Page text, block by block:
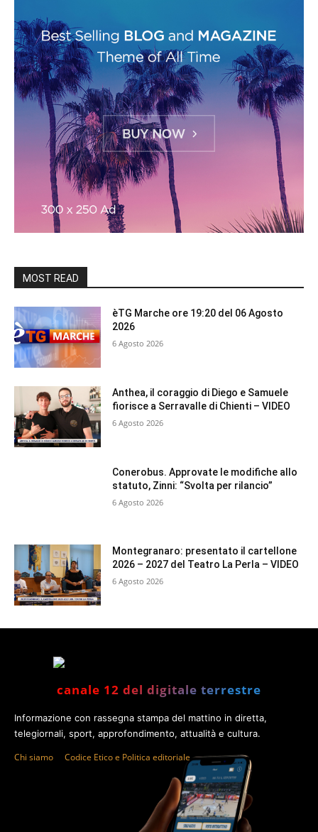
MOST READ
èTG Marche ore 19:20 del 06 Agosto
2026
6 Agosto 2026
Anthea, il coraggio di Diego e Samuele
fiorisce a Serravalle di Chienti – VIDEO
6 Agosto 2026
Conerobus. Approvate le modifiche allo
statuto, Zinni: “Svolta per rilancio”
6 Agosto 2026
Montegranaro: presentato il cartellone
2026 – 2027 del Teatro La Perla – VIDEO
6 Agosto 2026
canale 12 del digitale terrestre
Informazione con rassegna stampa del mattino in diretta,
telegiornali, sport, approfondimento, attualità e cultura.
Chi siamo Codice Etico e Politica editoriale